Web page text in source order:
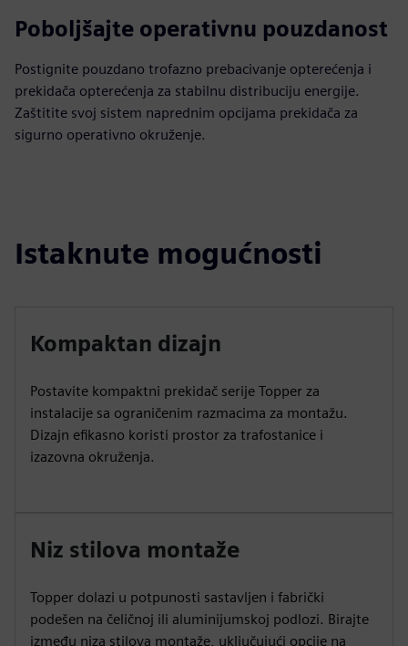
Poboljšajte operativnu pouzdanost
Postignite pouzdano trofazno prebacivanje opterećenja i
prekidača opterećenja za stabilnu distribuciju energije.
Zaštitite svoj sistem naprednim opcijama prekidača za
sigurno operativno okruženje.
Istaknute mogućnosti
Kompaktan dizajn
Postavite kompaktni prekidač serije Topper za
instalacije sa ograničenim razmacima za montažu.
Dizajn efikasno koristi prostor za trafostanice i
izazovna okruženja.
Niz stilova montaže
Topper dolazi u potpunosti sastavljen i fabrički
podešen na čeličnoj ili aluminijumskoj podlozi. Birajte
između niza stilova montaže, uključujući opcije na